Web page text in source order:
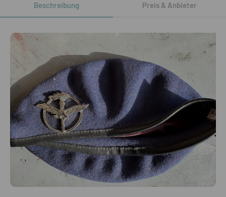
Beschreibung Preis & Anbieter